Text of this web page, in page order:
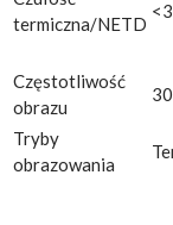
termiczna/NETD
Częstotliwość
obrazu
Tryby
obrazowania